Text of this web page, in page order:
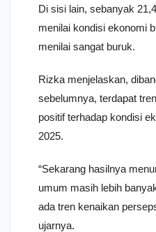
Di sisi lain, sebanyak
menilai kondisi ekonomi
menilai sangat buruk.
Rizka menjelaskan,
sebelumnya, terdapat
positif terhadap kondisi
2025.
“Sekarang hasilnya
umum masih lebih
ada tren kenaikan
ujarnya.